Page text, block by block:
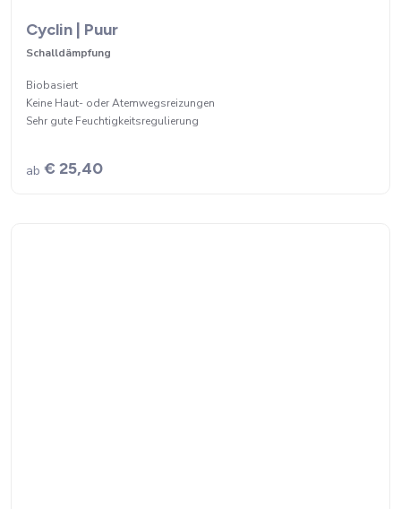
Cyclin | Puur
Schalldämpfung
Biobasiert
Keine Haut- oder Atemwegsreizungen
Sehr gute Feuchtigkeitsregulierung
ab € 25,40